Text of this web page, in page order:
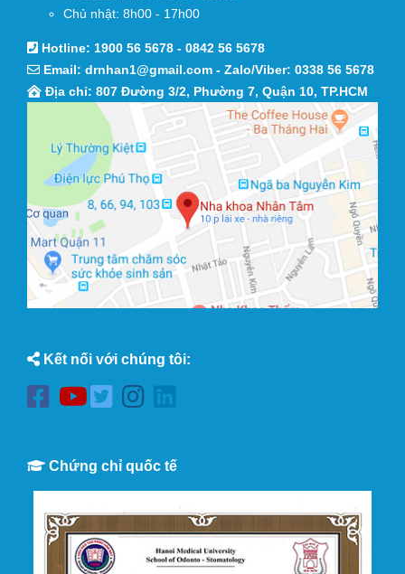
Chủ nhật: 8h00 - 17h00
Hotline: 1900 56 5678 - 0842 56 5678
Email: drnhan1@gmail.com - Zalo/Viber: 0338 56 5678
Địa chỉ: 807 Đường 3/2, Phường 7, Quận 10, TP.HCM
Kết nối với chúng tôi:
Chứng chỉ quốc tế